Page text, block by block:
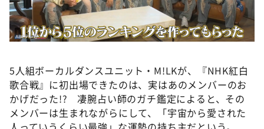
朝だ！生です旅サラダ
教えて！ニュースライブ 正義のミカタ
新婚さんいらっしゃい！
ポツンと一軒家
ザキ山小屋本館
5人組ボーカルダンスユニット・M!LKが、『NHK紅白
歌合戦』に初出場できたのは、実はあのメンバーのお
かげだった!? 凄腕占い師のガチ鑑定によると、その
メンバーは生まれながらにして、「宇宙から愛された